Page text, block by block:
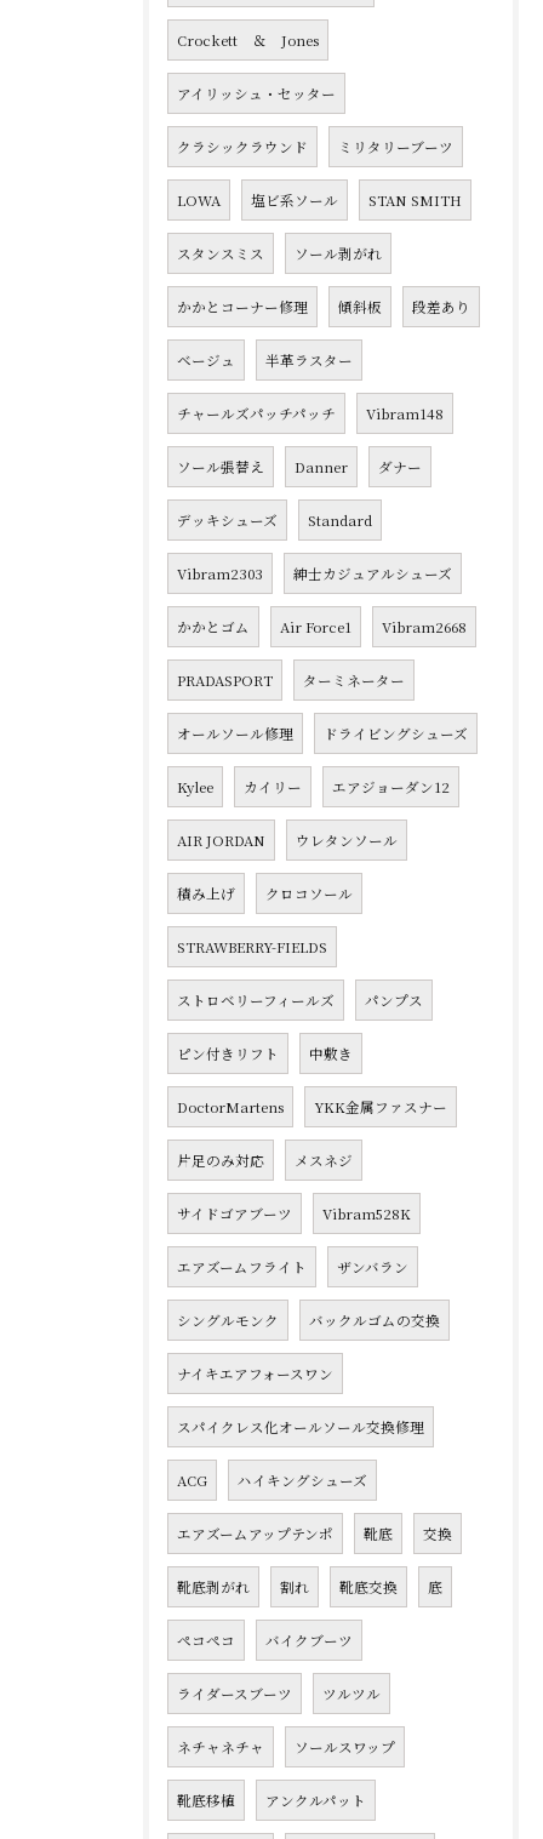
Crockett ＆ Jones
アイリッシュ・セッター
クラシックラウンド ミリタリーブーツ
LOWA 塩ビ系ソール STAN SMITH
スタンスミス ソール剥がれ
かかとコーナー修理 傾斜板 段差あり
ベージュ 半革ラスター
チャールズパッチパッチ Vibram148
ソール張替え Danner ダナー
デッキシューズ Standard
Vibram2303 紳士カジュアルシューズ
かかとゴム Air Force1 Vibram2668
PRADASPORT ターミネーター
オールソール修理 ドライビングシューズ
Kylee カイリー エアジョーダン12
AIR JORDAN ウレタンソール
積み上げ クロコソール
STRAWBERRY-FIELDS
ストロベリーフィールズ パンプス
ピン付きリフト 中敷き
DoctorMartens YKK金属ファスナー
片足のみ対応 メスネジ
サイドゴアブーツ Vibram528K
エアズームフライト ザンバラン
シングルモンク バックルゴムの交換
ナイキエアフォースワン
スパイクレス化オールソール交換修理
ACG ハイキングシューズ
エアズームアップテンポ 靴底 交換
靴底剥がれ 割れ 靴底交換 底
ペコペコ バイクブーツ
ライダースブーツ ツルツル
ネチャネチャ ソールスワップ
靴底移植 アンクルパット